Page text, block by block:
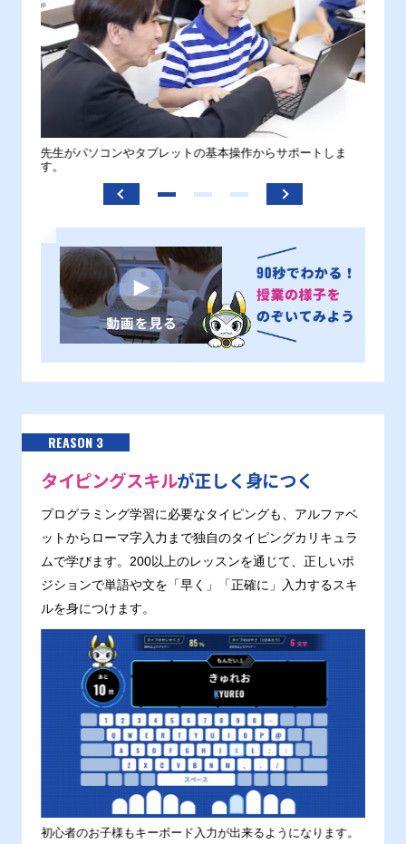
先生がパソコンやタブレットの基本操作からサポートしま
す。
REASON 3
タイピングスキルが正しく身につく
プログラミング学習に必要なタイピングも、アルファベ
ットからローマ字入力まで独自のタイピングカリキュラ
ムで学びます。200以上のレッスンを通じて、正しいポ
ジションで単語や文を「早く」「正確に」入力するスキ
ルを身につけます。
初心者のお子様もキーボード入力が出来るようになります。